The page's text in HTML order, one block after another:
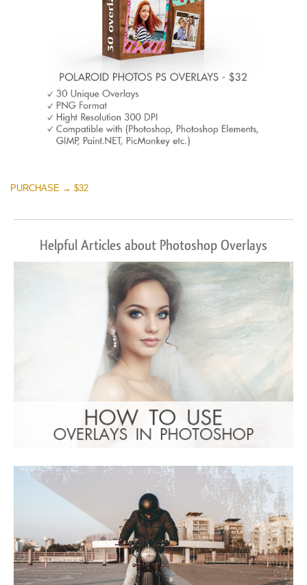
PURCHASE → $32
Helpful Articles about Photoshop Overlays